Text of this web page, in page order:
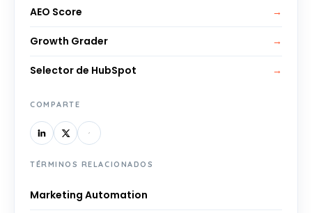
AEO Score →
Growth Grader →
Selector de HubSpot →
COMPARTE
TÉRMINOS RELACIONADOS
Marketing Automation